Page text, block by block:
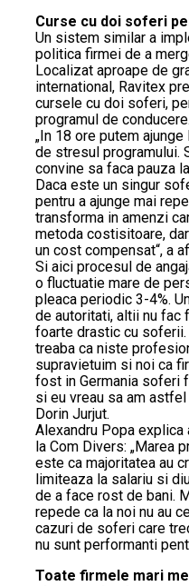
Curse cu doi soferi
Un sistem similar a
politica firmei de a
Localizat aproape de
international, Ravitex
cursele cu doi soferi,
programul de conducere.
„In 18 ore putem
de stresul programului.
convine sa faca pauza
Daca este un singur
pentru a ajunge mai
transforma in amenzi
metoda costisitoare,
un cost compensat“, a
Si aici procesul de
o fluctuatie mare de
pleaca periodic 3-4%.
de autoritati, altii nu fac
foarte drastic cu
treaba ca niste
supravietuim si noi ca
fost in Germania soferi
si eu vreau sa am
Dorin Jurjut.
Alexandru Popa
la Com Divers: „Marea
este ca majoritatea au
limiteaza la salariu si
de a face rost de bani.
repede ca la noi nu au
cazuri de soferi care
nu sunt performanti
Toate firmele mari